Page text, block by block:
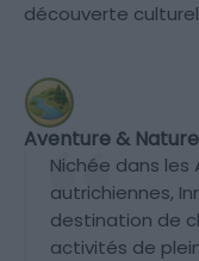
découverte
Aventure & Nature
Nichée dans les
autrichiennes,
destination de
activités de